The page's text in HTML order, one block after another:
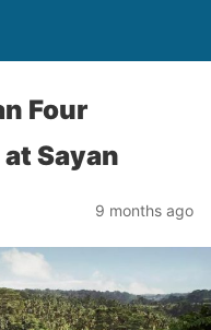
Four
Sayan
9 months ago